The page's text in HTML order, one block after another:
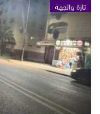
تازة والجهة